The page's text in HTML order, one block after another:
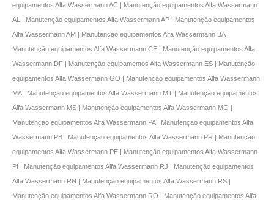
equipamentos Alfa Wassermann AC | Manutençāo equipamentos Alfa Wassermann
AL | Manutençāo equipamentos Alfa Wassermann AP | Manutençāo equipamentos
Alfa Wassermann AM | Manutençāo equipamentos Alfa Wassermann BA |
Manutençāo equipamentos Alfa Wassermann CE | Manutençāo equipamentos Alfa
Wassermann DF | Manutençāo equipamentos Alfa Wassermann ES | Manutençāo
equipamentos Alfa Wassermann GO | Manutençāo equipamentos Alfa Wassermann
MA | Manutençāo equipamentos Alfa Wassermann MT | Manutençāo equipamentos
Alfa Wassermann MS | Manutençāo equipamentos Alfa Wassermann MG |
Manutençāo equipamentos Alfa Wassermann PA | Manutençāo equipamentos Alfa
Wassermann PB | Manutençāo equipamentos Alfa Wassermann PR | Manutençāo
equipamentos Alfa Wassermann PE | Manutençāo equipamentos Alfa Wassermann
PI | Manutençāo equipamentos Alfa Wassermann RJ | Manutençāo equipamentos
Alfa Wassermann RN | Manutençāo equipamentos Alfa Wassermann RS |
Manutençāo equipamentos Alfa Wassermann RO | Manutençāo equipamentos Alfa